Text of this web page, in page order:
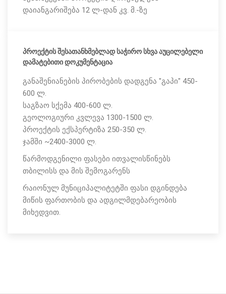
დაიანგარიშება 12 ლ-დან კვ. მ.-ზე
პროექტის შესათანხმებლად საჭირო სხვა აუცილებელი
დამატებითი დოკუმენტაცია
განაშენიანების პირობების დადგენა "გაპი" 450-
600 ლ.
საგზაო სქემა 400-600 ლ.
გეოლოგიური კვლევა 1300-1500 ლ.
პროექტის ექსპერტიზა 250-350 ლ.
ჯამში ~2400-3000 ლ.
წარმოდგენილი ფასები ითვალისწინებს
თბილისს და მის შემოგარენს
რაიონულ მუნიციპალიტეტში ფასი დგინდება
მიწის ფართობის და ადგილმდებარეობის
მიხედვით.